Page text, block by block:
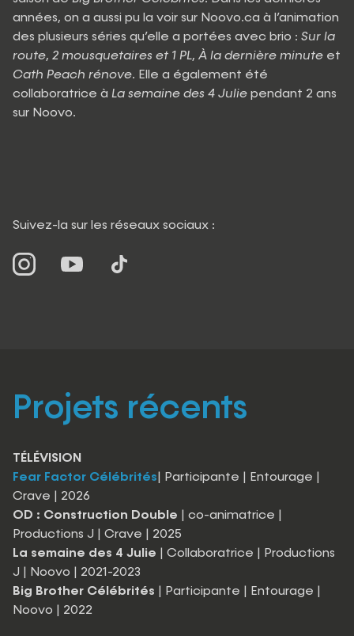
années, on a aussi pu la voir sur Noovo.ca à l’animation
des plusieurs séries qu’elle a portées avec brio : Sur la
route, 2 mousquetaires et 1 PL, À la dernière minute et
Cath Peach rénove. Elle a également été
collaboratrice à La semaine des 4 Julie pendant 2 ans
sur Noovo.
Suivez-la sur les réseaux sociaux :
Projets récents
TÉLÉVISION
Fear Factor Célébrités | Participante | Entourage |
Crave | 2026
OD : Construction Double | co-animatrice |
Productions J | Crave | 2025
La semaine des 4 Julie | Collaboratrice | Productions
J | Noovo | 2021-2023
Big Brother Célébrités | Participante | Entourage |
Noovo | 2022